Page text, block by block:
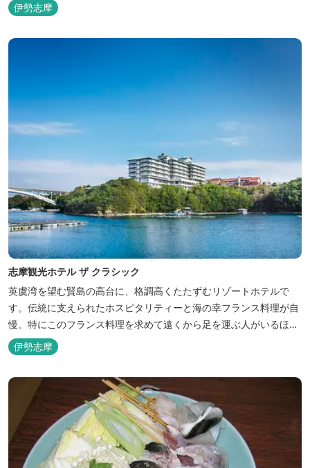
伊勢志摩
志摩観光ホテル ザ クラシック
英虞湾を望む賢島の高台に、格調高くたたずむリゾートホテルで
す。伝統に支えられたホスピタリティーと海の幸フランス料理が自
慢。特にこのフランス料理を求めて遠くから足を運ぶ人がいるほ
ど。洗練されたサービスに、寛ぎと至福のひとときを満喫してくだ
さい。 ※2016年6月7日リニューアルオープン
伊勢志摩